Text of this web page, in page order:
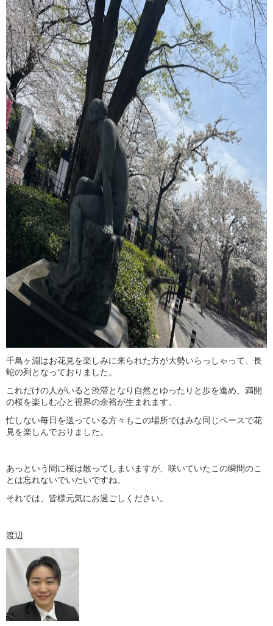
千鳥ヶ淵はお花見を楽しみに来られた方が大勢いらっしゃって、長
蛇の列となっておりました。
これだけの人がいると渋滞となり自然とゆったりと歩を進め、満開
の桜を楽しむ心と視界の余裕が生まれます。
忙しない毎日を送っている方々もこの場所ではみな同じペースで花
見を楽しんでおりました。
あっという間に桜は散ってしまいますが、咲いていたこの瞬間のこ
とは忘れないでいたいですね。
それでは、皆様元気にお過ごしください。
渡辺